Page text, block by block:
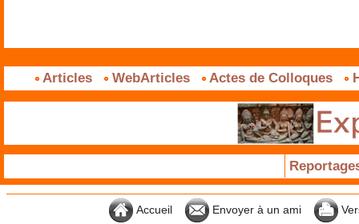
Articles WebArticles Actes de Colloques
Accueil Envoyer à un ami